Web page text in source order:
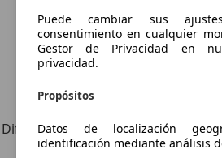
Explora vehículos
Diferente de tus criterios de
una coincidencia
Puede cambiar sus
consentimiento en cualquier
Gestor de Privacidad en
privacidad.
Propósitos
Datos de localización
identificación mediante análisis